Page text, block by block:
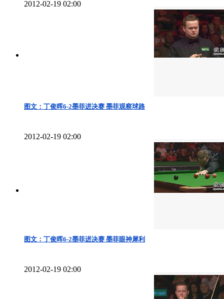
2012-02-19 02:00
图文：丁俊晖6-2墨菲进决赛 墨菲观察球路
2012-02-19 02:00
图文：丁俊晖6-2墨菲进决赛 墨菲眼神犀利
2012-02-19 02:00